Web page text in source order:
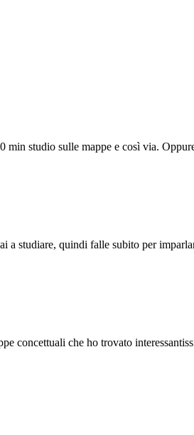
studio sulle mappe e così via.
a studiare, quindi falle subito per
concettuali che ho trovato